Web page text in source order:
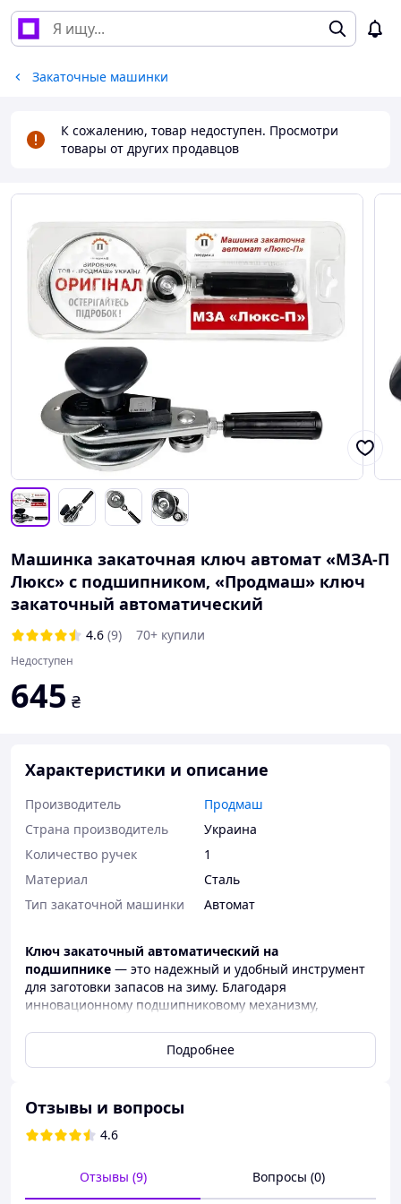
Закаточные машинки
К сожалению, товар недоступен. Просмотри
товары от других продавцов
Машинка закаточная ключ автомат «МЗА-П
Люкс» с подшипником, «Продмаш» ключ
закаточный автоматический
4.6 (9) 70+ купили
Недоступен
645 ₴
Характеристики и описание
Производитель
Продмаш
Страна производитель
Украина
Количество ручек
1
Материал
Сталь
Тип закаточной машинки
Автомат
Ключ закаточный автоматический на
подшипнике — это надежный и удобный инструмент
для заготовки запасов на зиму. Благодаря
инновационному подшипниковому механизму,
Конструкция обеспечивает точное закрытие,
предотвращая попадание воздуха в банки и сохраняя
длительную эксплуатацию без потери эффективности.
Он станет незаменимым помощником для каждой
Подробнее
Отзывы и вопросы
4.6
Отзывы (9) Вопросы (0)